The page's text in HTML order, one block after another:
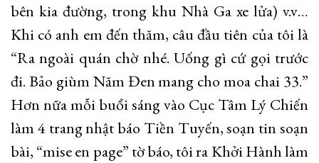
bên kia đường, trong khu Nhà Ga xe lửa) v.v…
Khi có anh em đến thăm, câu đầu tiên của tôi là
“Ra ngoài quán chờ nhé. Uống gì cứ gọi trước
đi. Bảo giùm Năm Đen mang cho moa chai 33.”
Hơn nữa mỗi buổi sáng vào Cục Tâm Lý Chiến
làm 4 trang nhật báo Tiền Tuyến, soạn tin soạn
bài, “mise en page” tờ báo, tôi ra Khởi Hành làm